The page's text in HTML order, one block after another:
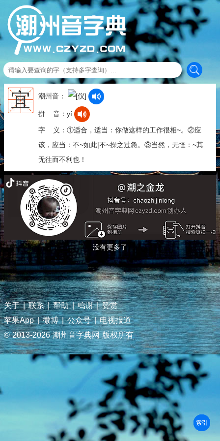
宜 潮州音：
拼 音：yí
字 义：①适合，适当：你做这样的工作很相~。②应
该，应当：不~如此|不~操之过急。③当然，无怪：~其
无往而不利也！
没有更多了
关于 | 联系 | 帮助 | 鸣谢 | 赞赏
苹果App | 微博 | 公众号 | 电视报道
© 2013-2026 潮州音字典网 版权所有
部首
笔划
拼音
潮拼